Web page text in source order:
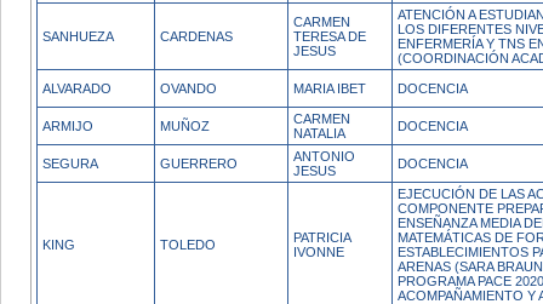
SANHUEZA CARDENAS
CARMEN
TERESA DE
JESUS
ATENCIÓN A
LOS DIFERENTES
ENFERMERÍA Y TNS
(COORDINACIÓN
ALVARADO OVANDO MARIA IBET DOCENCIA
ARMIJO MUÑOZ
CARMEN
NATALIA
DOCENCIA
SEGURA GUERRERO
ANTONIO
JESUS
DOCENCIA
KING TOLEDO
PATRICIA
IVONNE
EJECUCIÓN DE LAS
COMPONENTE
ENSEÑANZA MEDIA
MATEMÁTICAS DE
ESTABLECIMIENTOS
ARENAS (SARA
PROGRAMA PACE
ACOMPAÑAMIENTO Y